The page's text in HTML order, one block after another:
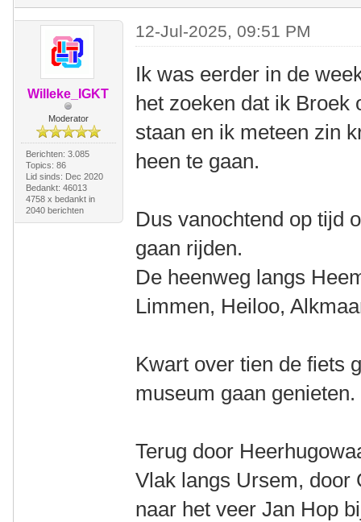
Willeke_IGKT
Moderator
Berichten: 3.085
Topics: 86
Lid sinds: Dec 2020
Bedankt: 46013
4758 x bedankt in
2040 berichten
12-Jul-2025, 09:51 PM
Ik was eerder in de
het zoeken dat ik Broek
staan en ik meteen zin
heen te gaan.
Dus vanochtend op tijd
gaan rijden.
De heenweg langs
Limmen, Heiloo,
Kwart over tien de fiets
museum gaan genieten.
Terug door
Vlak langs Ursem, door
naar het veer Jan Hop